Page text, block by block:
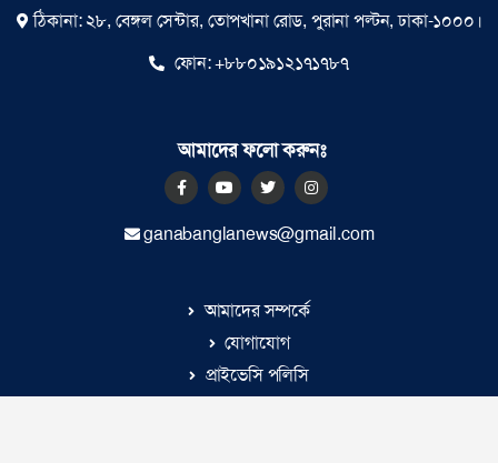
ঠিকানা: ২৮, বেঙ্গল সেন্টার, তোপখানা রোড, পুরানা পল্টন, ঢাকা-১০০০।
ফোন:+৮৮০১৯১২১৭১৭৮৭
আমাদের ফলো করুনঃ
ganabanglanews@gmail.com
আমাদের সম্পর্কে
যোগাযোগ
প্রাইভেসি পলিসি